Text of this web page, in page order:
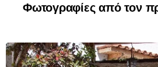
Φωτογραφίες από τον